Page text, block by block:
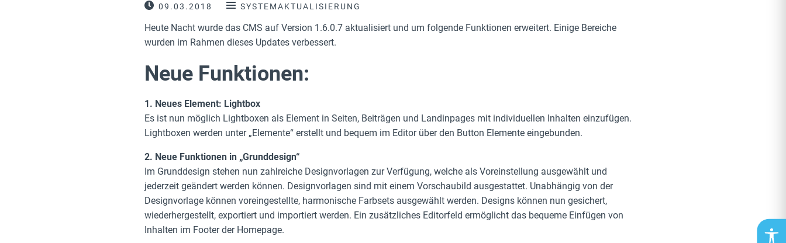
09.03.2018 SYSTEMAKTUALISIERUNG
Heute Nacht wurde das CMS auf Version 1.6.0.7 aktualisiert und um folgende Funktionen erweitert. Einige Bereiche
wurden im Rahmen dieses Updates verbessert.
Neue Funktionen:
1. Neues Element: Lightbox
Es ist nun möglich Lightboxen als Element in Seiten, Beiträgen und Landinpages mit individuellen Inhalten einzufügen.
Lightboxen werden unter „Elemente“ erstellt und bequem im Editor über den Button Elemente eingebunden.
2. Neue Funktionen in „Grunddesign“
Im Grunddesign stehen nun zahlreiche Designvorlagen zur Verfügung, welche als Voreinstellung ausgewählt und
jederzeit geändert werden können. Designvorlagen sind mit einem Vorschaubild ausgestattet. Unabhängig von der
Designvorlage können voreingestellte, harmonische Farbsets ausgewählt werden. Designs können nun gesichert,
wiederhergestellt, exportiert und importiert werden. Ein zusätzliches Editorfeld ermöglicht das bequeme Einfügen von
Inhalten im Footer der Homepage.